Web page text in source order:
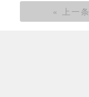
« 上一条